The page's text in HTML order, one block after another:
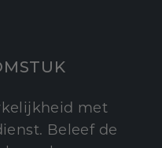
met
Beleef de